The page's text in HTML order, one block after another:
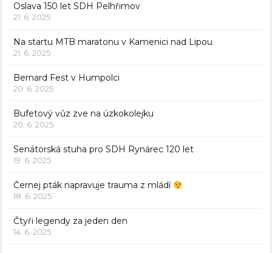
Oslava 150 let SDH Pelhřimov
21. 6. 2025
Na startu MTB maratonu v Kamenici nad Lipou
21. 6. 2025
Bernard Fest v Humpolci
20. 6. 2025
Bufetový vůz zve na úzkokolejku
20. 6. 2025
Senátorská stuha pro SDH Rynárec 120 let
19. 6. 2025
Černej pták napravuje trauma z mládí
18. 6. 2025
Čtyři legendy za jeden den
14. 6. 2025